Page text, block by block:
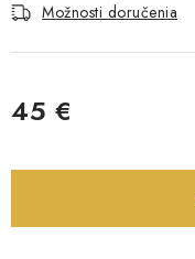
Možnosti doručenia
45 €